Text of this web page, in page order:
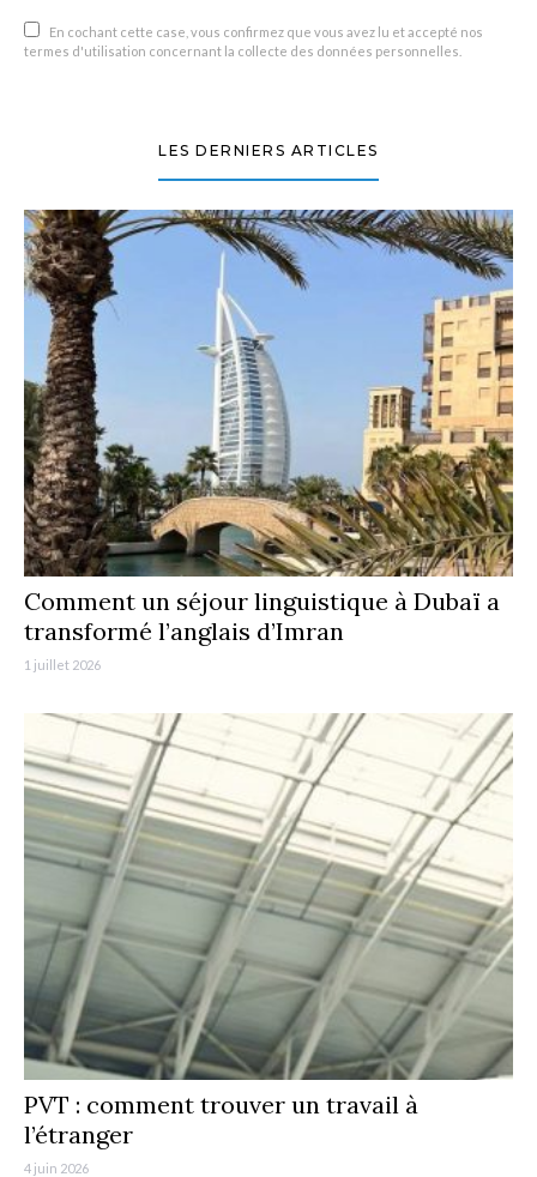
En cochant cette case, vous confirmez que vous avez lu et accepté nos
termes d'utilisation concernant la collecte des données personnelles.
LES DERNIERS ARTICLES
Comment un séjour linguistique à Dubaï a
transformé l’anglais d’Imran
1 juillet 2026
PVT : comment trouver un travail à
l’étranger
4 juin 2026